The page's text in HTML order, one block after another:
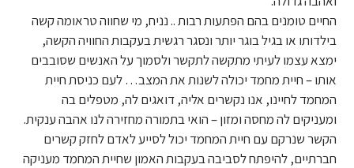
החיים טומנים בהם הפתעות רבות .. נניח, מי שחווה טראומה קשה
בילדותו או בגיל בוגר יותר ונסגר רגשית בעקבות החוויה הקשה,
ימצא עצמו לעיתי מתקשה לתקשר ולסמוך על האנשים שסובבים
אותו – חיית מחמד יכולה לשנות את המצב… לעם כניסת חיית
המחמד לחיינו, אנו נקשרים אליה, דואגים לה, מטפלים בה
ומעניקים לה מחסה ומזון – הואי בתמורה מחזירה לנו אהבה ענקית.
הקשר שנרקם עם חיית המחמד יכול לסייע לאדם לחזק קשרים
חברתיים, להיפתח לסביבה בעקבות האמון שחיית המחמד מעניקה